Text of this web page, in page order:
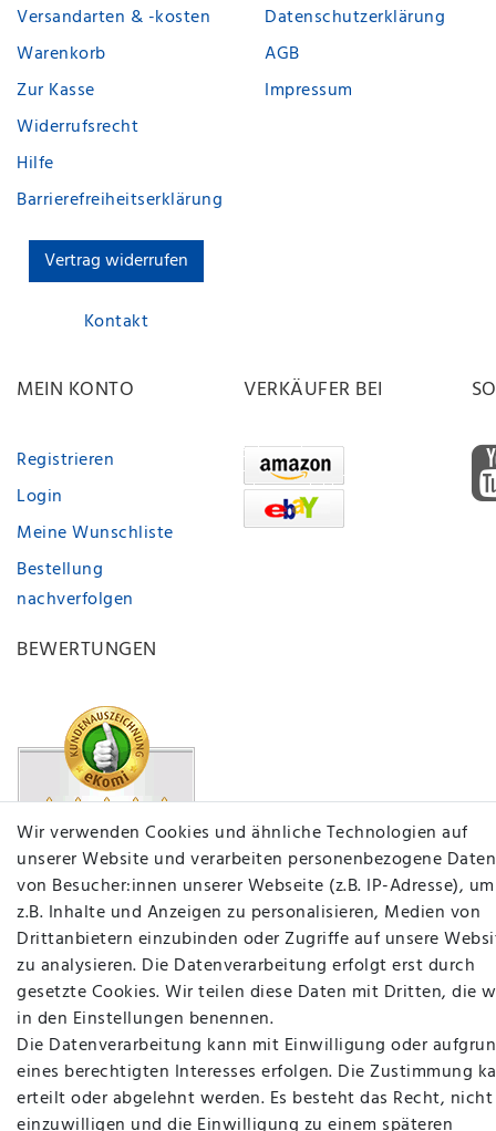
Versandarten & -kosten
Warenkorb
Zur Kasse
Widerrufsrecht
Hilfe
Barrierefreiheitserklärung
Vertrag widerrufen
Kontakt
Datenschutzerklärung
AGB
Impressum
MEIN KONTO
Registrieren
Login
Meine Wunschliste
Bestellung
nachverfolgen
VERKÄUFER BEI
BEWERTUNGEN
Wir verwenden Cookies und ähnliche Technologien auf
unserer Website und verarbeiten personenbezogene Daten
von Besucher:innen unserer Webseite (z.B. IP-Adresse), um
z.B. Inhalte und Anzeigen zu personalisieren, Medien von
Drittanbietern einzubinden oder Zugriffe auf unsere
zu analysieren. Die Datenverarbeitung erfolgt erst durch
gesetzte Cookies. Wir teilen diese Daten mit Dritten, die
in den Einstellungen benennen.
Die Datenverarbeitung kann mit Einwilligung oder
eines berechtigten Interesses erfolgen. Die Zustimmung
erteilt oder abgelehnt werden. Es besteht das Recht, nicht
plentymarkets Template von Plenty Lions